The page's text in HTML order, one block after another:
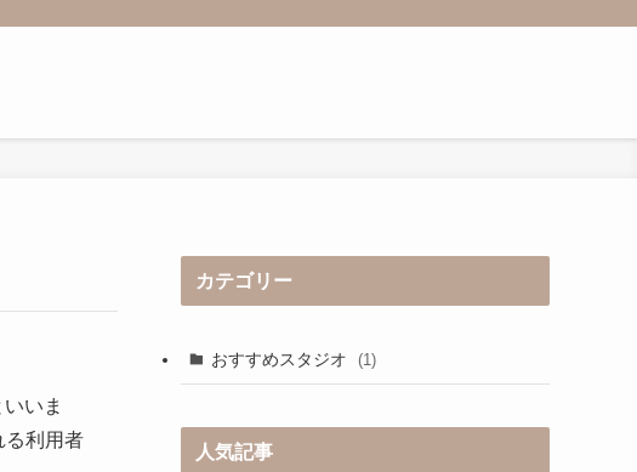
いま
る利用者
カテゴリー
おすすめスタジオ (1)
人気記事